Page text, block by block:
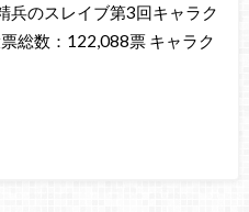
のスレイブ第3回キャラク
総数：122,088票 キャラク